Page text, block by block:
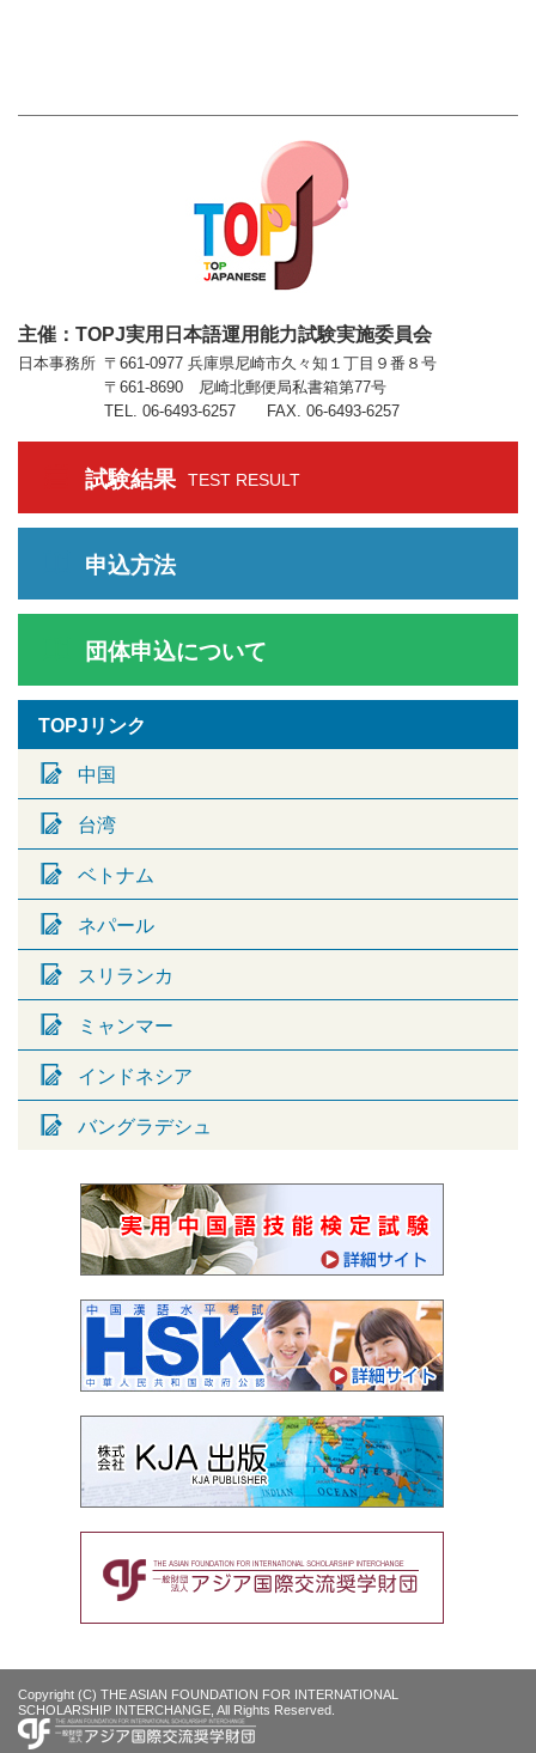
主催：TOPJ実用日本語運用能力試験実施委員会
日本事務所 〒661-0977 兵庫県尼崎市久々知１丁目９番８号
〒661-8690 尼崎北郵便局私書箱第77号
TEL. 06-6493-6257 FAX. 06-6493-6257
試験結果 TEST RESULT
申込方法
団体申込について
TOPJリンク
中国
台湾
ベトナム
ネパール
スリランカ
ミャンマー
インドネシア
バングラデシュ
Copyright (C) THE ASIAN FOUNDATION FOR INTERNATIONAL
SCHOLARSHIP INTERCHANGE, All Rights Reserved.